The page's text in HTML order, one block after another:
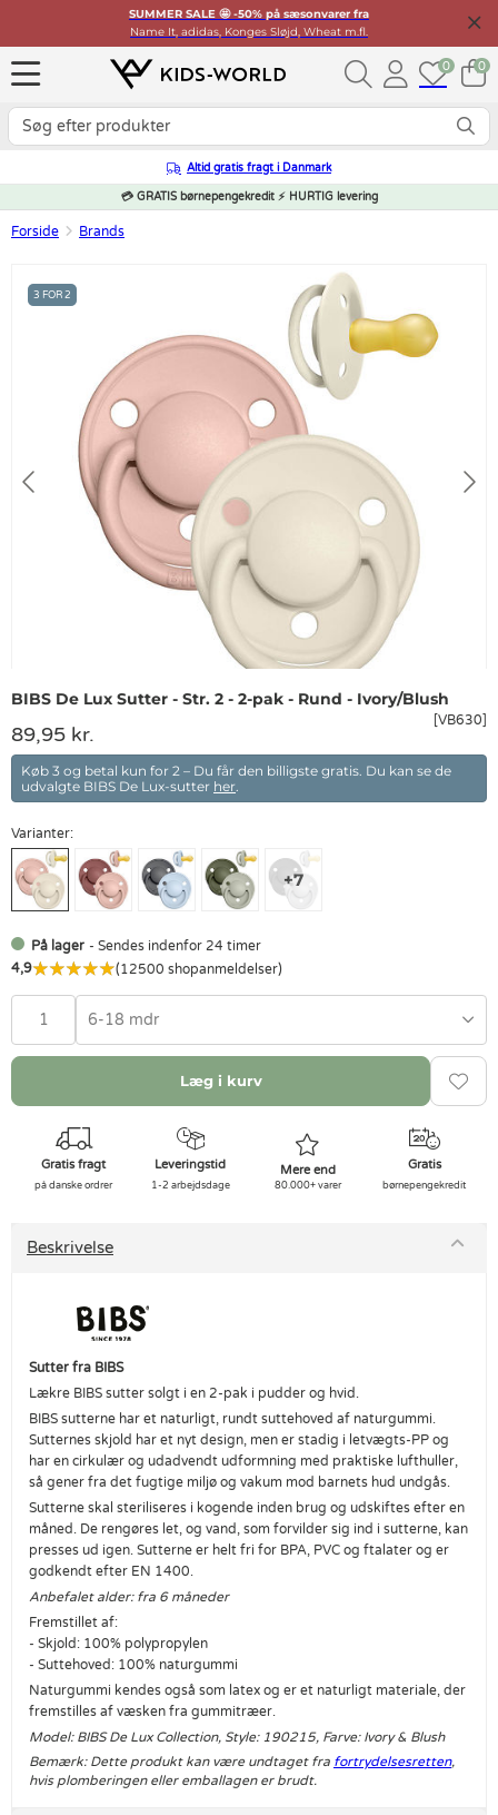
SUMMER SALE 🤩 -50% på sæsonvarer fra
Name It, adidas, Konges Sløjd, Wheat m.fl.
0 0
Altid gratis fragt i Danmark
💳 GRATIS børnepengekredit ⚡ HURTIG levering
Forside Brands
3 FOR 2
BIBS De Lux Sutter - Str. 2 - 2-pak - Rund - Ivory/Blush
[VB630]
89,95 kr.
Køb 3 og betal kun for 2 – Du får den billigste gratis. Du kan se de
udvalgte BIBS De Lux-sutter her.
Varianter:
På lager - Sendes indenfor 24 timer
4,9
(12500 shopanmeldelser)
6-18 mdr
Læg i kurv
Gratis fragt
på danske ordrer
Leveringstid
1-2 arbejdsdage
Mere end
80.000+ varer
Gratis
børnepengekredit
Beskrivelse
Sutter fra BIBS
Lækre BIBS sutter solgt i en 2-pak i pudder og hvid.
BIBS sutterne har et naturligt, rundt suttehoved af naturgummi.
Sutternes skjold har et nyt design, men er stadig i letvægts-PP og
har en cirkulær og udadvendt udformning med praktiske lufthuller,
så gener fra det fugtige miljø og vakum mod barnets hud undgås.
Sutterne skal steriliseres i kogende inden brug og udskiftes efter en
måned. De rengøres let, og vand, som forvilder sig ind i sutterne, kan
presses ud igen. Sutterne er helt fri for BPA, PVC og ftalater og er
godkendt efter EN 1400.
Anbefalet alder: fra 6 måneder
Fremstillet af:
- Skjold: 100% polypropylen
- Suttehoved: 100% naturgummi
Naturgummi kendes også som latex og er et naturligt materiale, der
fremstilles af væsken fra gummitræer.
Model: BIBS De Lux Collection, Style: 190215, Farve: Ivory & Blush
Bemærk: Dette produkt kan være undtaget fra fortrydelsesretten,
hvis plomberingen eller emballagen er brudt.